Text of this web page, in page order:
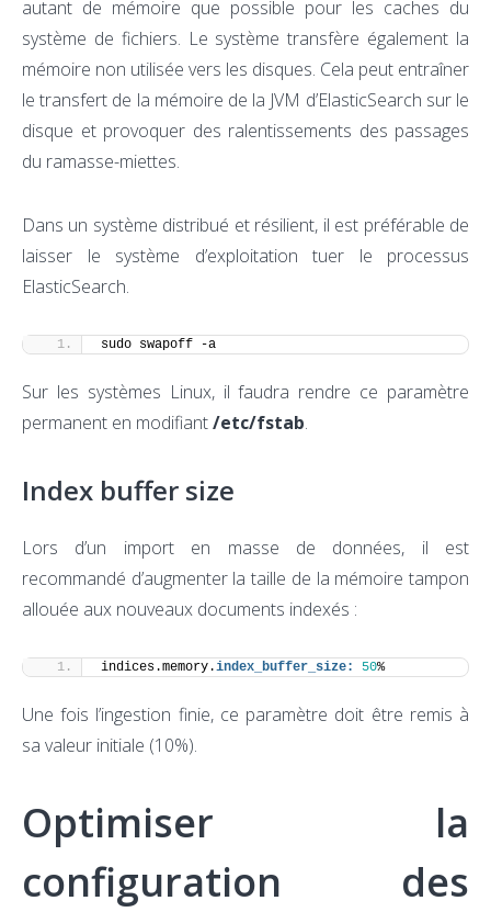
autant de mémoire que possible pour les caches du
système de fichiers. Le système transfère également la
mémoire non utilisée vers les disques. Cela peut entraîner
le transfert de la mémoire de la JVM d’ElasticSearch sur le
disque et provoquer des ralentissements des passages
du ramasse-miettes.
Dans un système distribué et résilient, il est préférable de
laisser le système d’exploitation tuer le processus
ElasticSearch.
sudo swapoff -a
Sur les systèmes Linux, il faudra rendre ce paramètre
permanent en modifiant/etc/fstab.
Index buffer size
Lors d’un import en masse de données, il est
recommandé d’augmenter la taille de la mémoire tampon
allouée aux nouveaux documents indexés :
indices.memory.index_buffer_size: 50%
Une fois l’ingestion finie, ce paramètre doit être remis à
sa valeur initiale (10%).
Optimiser la
configuration des